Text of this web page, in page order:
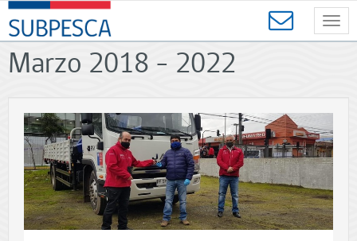
Contenido
principal
SUBPESCA
-
Subsecretaría
de
Acuicultura
Gobierno
de
Chile
Marzo 2018 - 2022